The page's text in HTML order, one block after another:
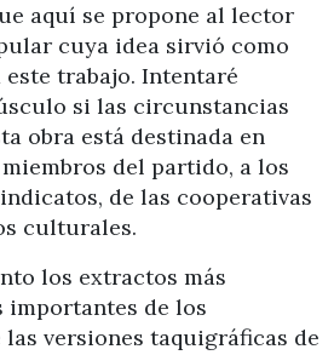
aquí se propone al lector
cuya idea sirvió como
trabajo. Intentaré
si las circunstancias
obra está destinada en
del partido, a los
de las cooperativas
culturales.
los extractos más
importantes de los
versiones taquigráficas de